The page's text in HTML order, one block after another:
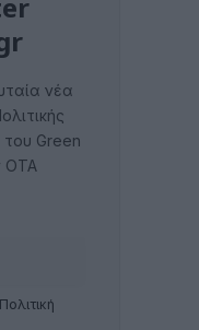
νέα
Green
ΟΤΑ